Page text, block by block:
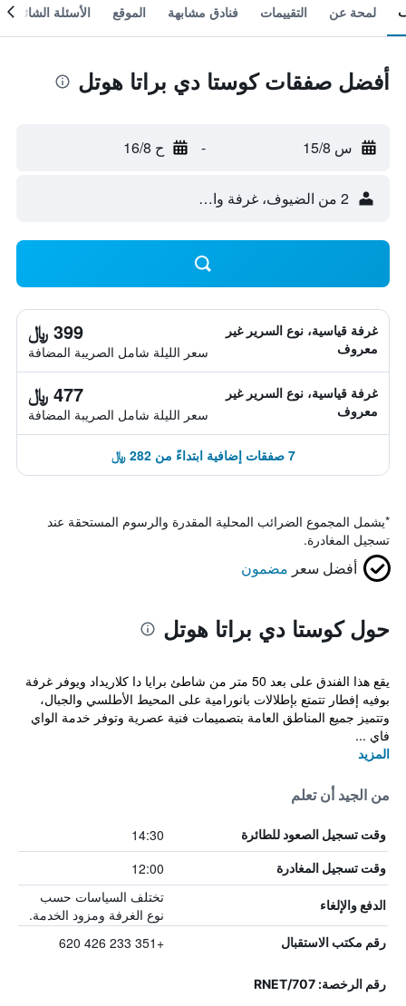
لمحة عن التقييمات فنادق مشابهة الموقع الأسئلة الشائعة
أفضل صفقات كوستا دي براتا هوتل
س 15/8 - ح 16/8
2 من الضيوف، غرفة واحدة
غرفة قياسية، نوع السرير غير
معروف
399 ﷼
سعر الليلة شامل الصريبة المضافة
غرفة قياسية، نوع السرير غير
معروف
477 ﷼
سعر الليلة شامل الصريبة المضافة
7 صفقات إضافية ابتداءً من 282 ﷼
*يشمل المجموع الضرائب المحلية المقدرة والرسوم المستحقة عند
تسجيل المغادرة.
أفضل سعر مضمون
حول كوستا دي براتا هوتل
يقع هذا الفندق على بعد 50 متر من شاطئ برايا دا كلاريداد ويوفر غرفة
بوفيه إفطار تتمتع بإطلالات بانورامية على المحيط الأطلسي والجبال،
وتتميز جميع المناطق العامة بتصميمات فنية عصرية وتوفر خدمة الواي
فاي ...
المزيد
من الجيد أن تعلم
وقت تسجيل الصعود للطائرة 14:30
وقت تسجيل المغادرة 12:00
الدفع والإلغاء
تختلف السياسات حسب
نوع الغرفة ومزود الخدمة.
رقم مكتب الاستقبال +351 233 426 620
رقم الرخصة: 707/RNET